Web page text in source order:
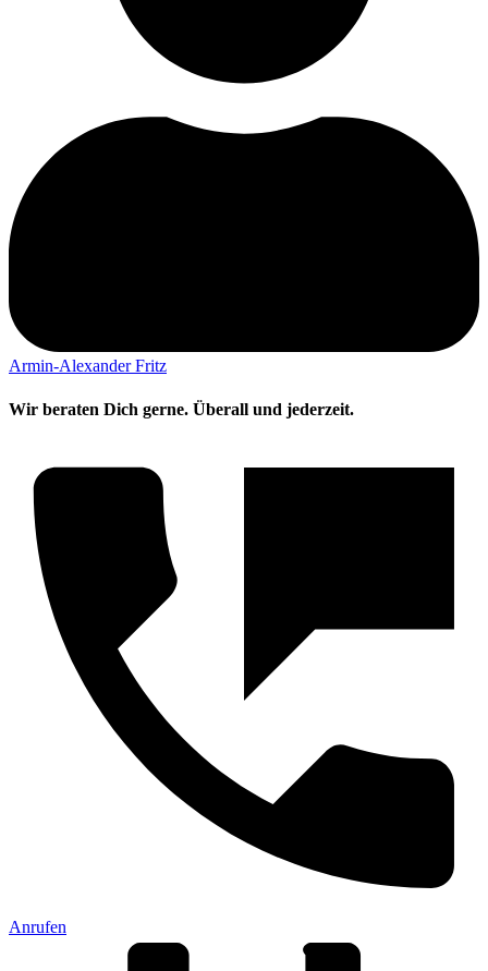
Armin-Alexander Fritz
Wir beraten Dich gerne. Überall und jederzeit.
Anrufen